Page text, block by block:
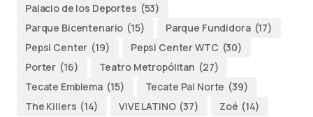
Palacio de los Deportes (53)
Parque Bicentenario (15) Parque Fundidora (17)
Pepsi Center (19) Pepsi Center WTC (30)
Porter (16) Teatro Metropólitan (27)
Tecate Emblema (15) Tecate Pal Norte (39)
The Killers (14) VIVE LATINO (37) Zoé (14)